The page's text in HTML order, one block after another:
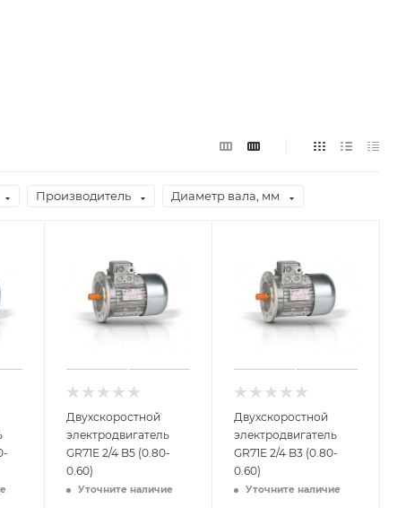
Производитель Диаметр вала, мм
Двухскоростной
электродвигатель
GR71E 2/4 B5 (0.80-
0.60)
Уточните наличие
Двухскоростной
электродвигатель
GR71E 2/4 B3 (0.80-
0.60)
Уточните наличие